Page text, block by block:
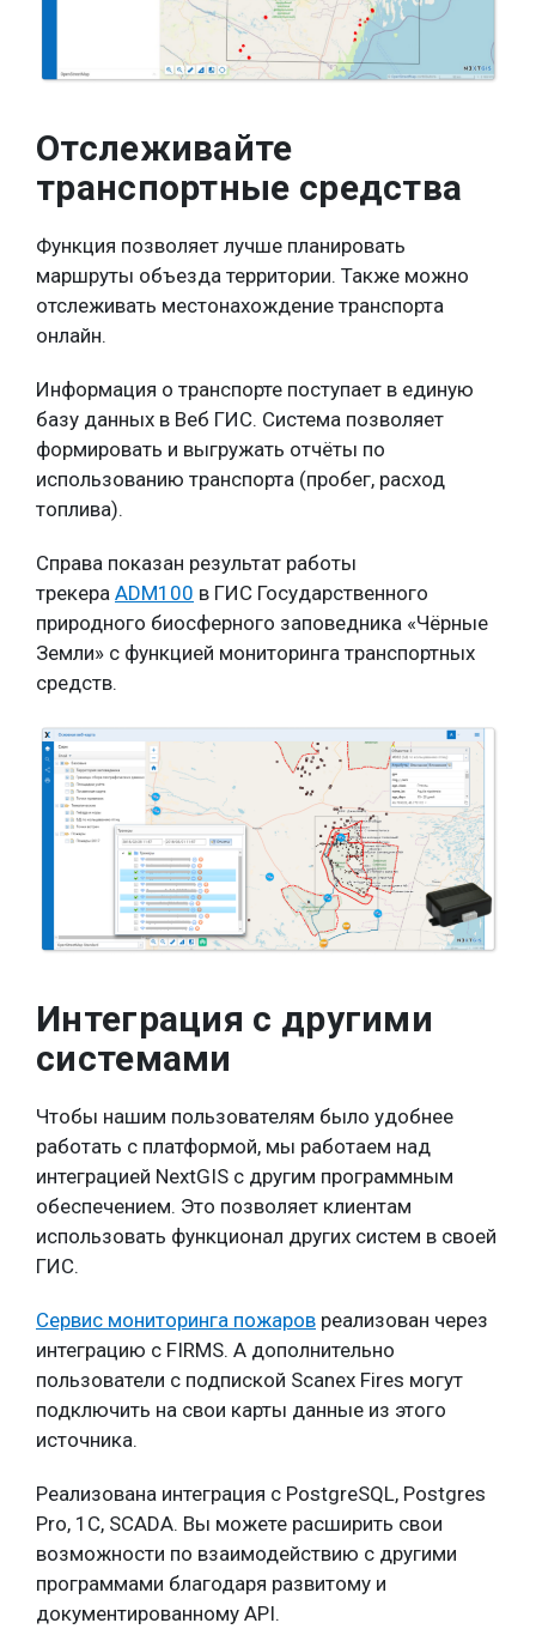
Отслеживайте
транспортные средства
Функция позволяет лучше планировать
маршруты объезда территории. Также можно
отслеживать местонахождение транспорта
онлайн.
Информация о транспорте поступает в единую
базу данных в Веб ГИС. Система позволяет
формировать и выгружать отчёты по
использованию транспорта (пробег, расход
топлива).
Справа показан результат работы
трекера ADM100 в ГИС Государственного
природного биосферного заповедника «Чёрные
Земли» с функцией мониторинга транспортных
средств.
Интеграция с другими
системами
Чтобы нашим пользователям было удобнее
работать с платформой, мы работаем над
интеграцией NextGIS с другим программным
обеспечением. Это позволяет клиентам
использовать функционал других систем в своей
ГИС.
Сервис мониторинга пожаров реализован через
интеграцию с FIRMS. А дополнительно
пользователи с подпиской Scanex Fires могут
подключить на свои карты данные из этого
источника.
Реализована интеграция с PostgreSQL, Postgres
Pro, 1С, SCADA. Вы можете расширить свои
возможности по взаимодействию с другими
программами благодаря развитому и
документированному API.